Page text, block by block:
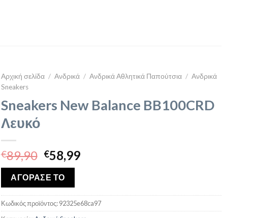
Αρχική σελίδα / Ανδρικά / Ανδρικά Αθλητικά Παπούτσια / Ανδρικά
Sneakers
Sneakers New Balance BB100CRD
Λευκό
€89,90 Original
price
was:
€89,90.
€58,99Η
€58,99.
ΑΓΟΡΑΣΕ ΤΟ
Κωδικός προϊόντος:92325e68ca97